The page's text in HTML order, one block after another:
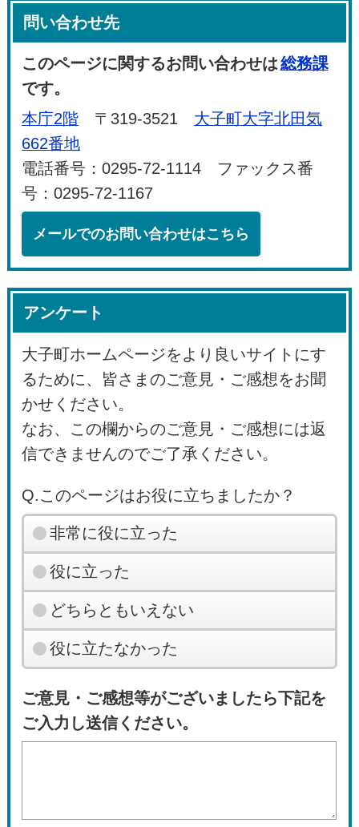
問い合わせ先
このページに関するお問い合わせは総務課
です。
本庁2階 〒319-3521 大子町大字北田気
662番地
電話番号：0295-72-1114 ファックス番
号：0295-72-1167
メールでのお問い合わせはこちら
アンケート
大子町ホームページをより良いサイトにす
るために、皆さまのご意見・ご感想をお聞
かせください。
なお、この欄からのご意見・ご感想には返
信できませんのでご了承ください。
Q.このページはお役に立ちましたか？
非常に役に立った
役に立った
どちらともいえない
役に立たなかった
ご意見・ご感想等がございましたら下記を
ご入力し送信ください。